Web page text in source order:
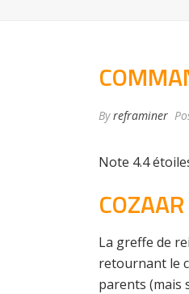
Byreframiner
Note 4.4
La greffe de
retournant le
parents (mais